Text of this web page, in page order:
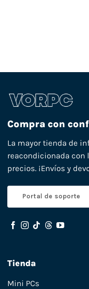
Compra con
La mayor tienda de
reacondicionada con
precios. ¡Envíos y
Portal de soporte
Tienda
Mini PCs